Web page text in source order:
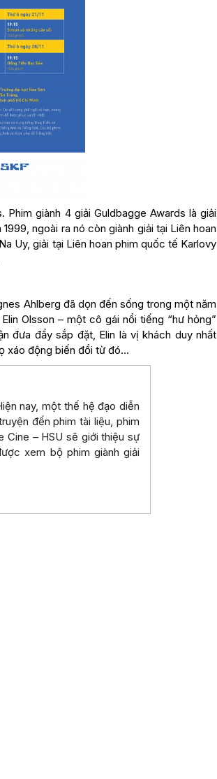
giành 4 giải Guldbagge Awards là giải
ngoài ra nó còn giành giải tại Liên hoan
Uy, giải tại Liên hoan phim quốc tế Karlovy
Ahlberg đã dọn đến sống trong một năm
Olsson – một cô gái nổi tiếng “hư hỏng”
đưa đẩy sắp đặt, Elin là vị khách duy nhất
xáo động biến đổi từ đó…
nay, một thế hệ đạo diễn
đến phim tài liệu, phim
Cine – HSU sẽ giới thiệu sự
xem bộ phim giành giải